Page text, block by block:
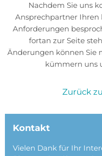
Nachdem Sie uns
Ansprechpartner Ihren
Anforderungen
fortan zur Seite
Änderungen können Sie
kümmern uns
Zurück
Kontakt
Vielen Dank für Ihr